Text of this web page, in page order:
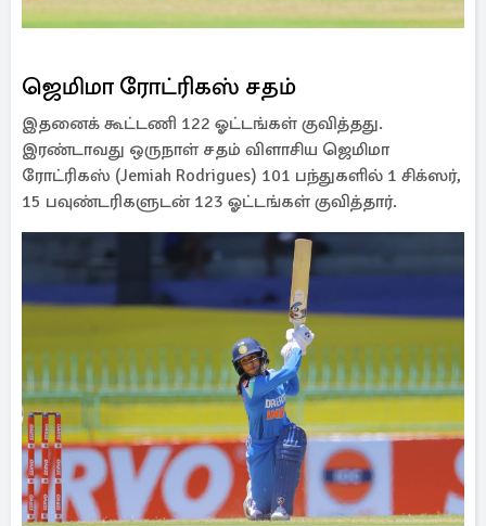
ஜெமிமா ரோட்ரிகஸ் சதம்
இதனைக் கூட்டணி 122 ஓட்டங்கள் குவித்தது.
இரண்டாவது ஒருநாள் சதம் விளாசிய ஜெமிமா
ரோட்ரிகஸ் (Jemiah Rodrigues) 101 பந்துகளில் 1 சிக்ஸர்,
15 பவுண்டரிகளுடன் 123 ஓட்டங்கள் குவித்தார்.